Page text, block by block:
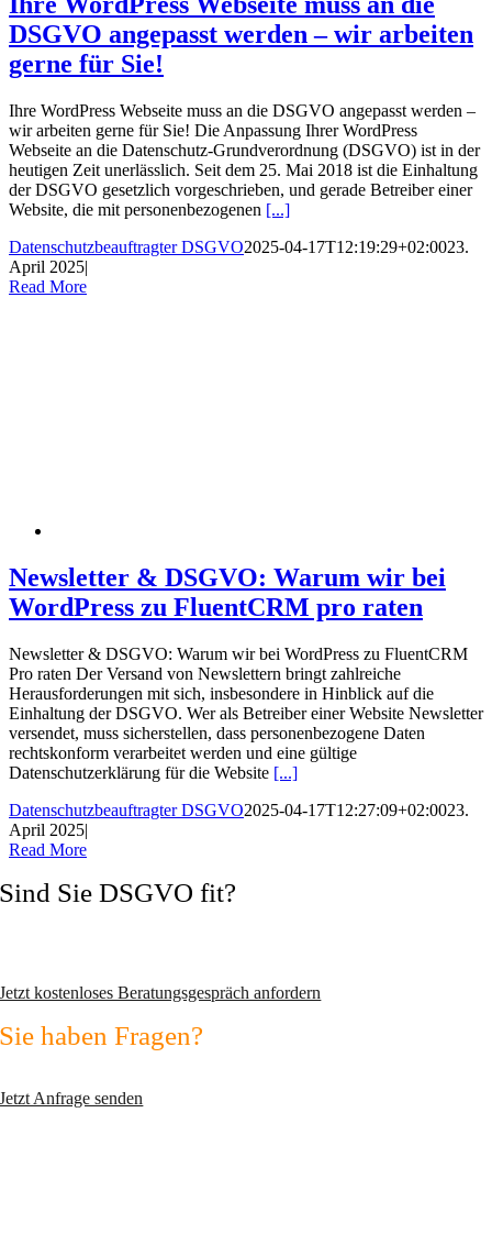
DSGVO angepasst werden – wir arbeiten
gerne für Sie!
Ihre WordPress Webseite muss an die DSGVO angepasst werden –
wir arbeiten gerne für Sie! Die Anpassung Ihrer WordPress
Webseite an die Datenschutz-Grundverordnung (DSGVO) ist in der
heutigen Zeit unerlässlich. Seit dem 25. Mai 2018 ist die Einhaltung
der DSGVO gesetzlich vorgeschrieben, und gerade Betreiber einer
Website, die mit personenbezogenen [...]
Datenschutzbeauftragter DSGVO2025-04-17T12:19:29+02:0023.
April 2025|
Read More
Newsletter & DSGVO: Warum wir bei
WordPress zu FluentCRM pro raten
Newsletter & DSGVO: Warum wir bei WordPress zu FluentCRM
Pro raten Der Versand von Newslettern bringt zahlreiche
Herausforderungen mit sich, insbesondere in Hinblick auf die
Einhaltung der DSGVO. Wer als Betreiber einer Website Newsletter
versendet, muss sicherstellen, dass personenbezogene Daten
rechtskonform verarbeitet werden und eine gültige
Datenschutzerklärung für die Website [...]
Datenschutzbeauftragter DSGVO2025-04-17T12:27:09+02:0023.
April 2025|
Read More
Sind Sie DSGVO fit?
Jetzt kostenloses Beratungsgespräch anfordern
Sie haben Fragen?
Jetzt Anfrage senden